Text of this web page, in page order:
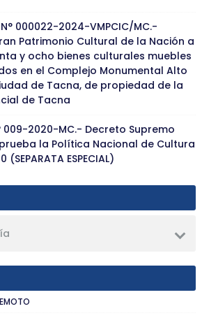
N° 000022-2024-VMPCIC/MC.-
Patrimonio Cultural de la Nación a
y ocho bienes culturales muebles
en el Complejo Monumental Alto
de Tacna, de propiedad de la
de Tacna
009-2020-MC.- Decreto Supremo
la Política Nacional de Cultura
(SEPARATA ESPECIAL)